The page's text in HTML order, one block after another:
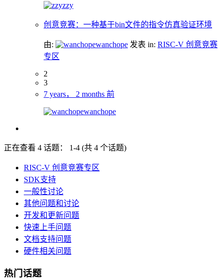
zzy
创意竞赛：一种基于bin文件的指令仿真验证环境
由: wanchope 发表 in: RISC-V 创意竞赛
专区
2
3
7 years， 2 months 前
wanchope
正在查看 4 话题： 1-4 (共 4 个话题)
RISC-V 创意竞赛专区
SDK支持
一般性讨论
其他问题和讨论
开发和更新问题
快速上手问题
文档支持问题
硬件相关问题
热门话题